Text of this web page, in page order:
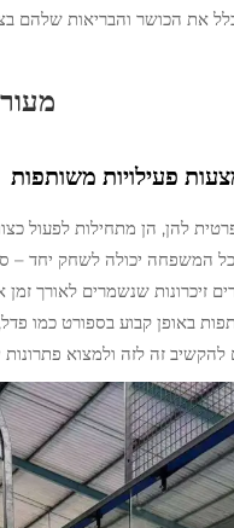
את הכושר והבריאות שלהם
פעילויות משותפות
להן, הן מתחילות לפעול
יכולה לשחק יחד –
זיכרונות שנשמרים לאורך
באופן קבוע בספורט כמו
זה לזה ולמצוא פתרונות